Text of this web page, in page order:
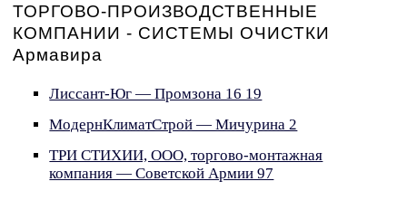
ТОРГОВО-ПРОИЗВОДСТВЕННЫЕ
КОМПАНИИ - СИСТЕМЫ ОЧИСТКИ
Армавира
Лиссант-Юг — Промзона 16 19
МодернКлиматСтрой — Мичурина 2
ТРИ СТИХИИ, ООО, торгово-монтажная
компания — Советской Армии 97